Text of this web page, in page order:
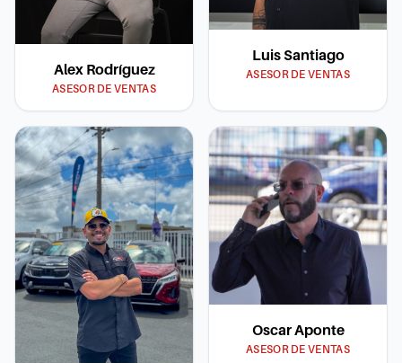
Alex Rodríguez
ASESOR DE VENTAS
Luis Santiago
ASESOR DE VENTAS
Oscar Aponte
ASESOR DE VENTAS